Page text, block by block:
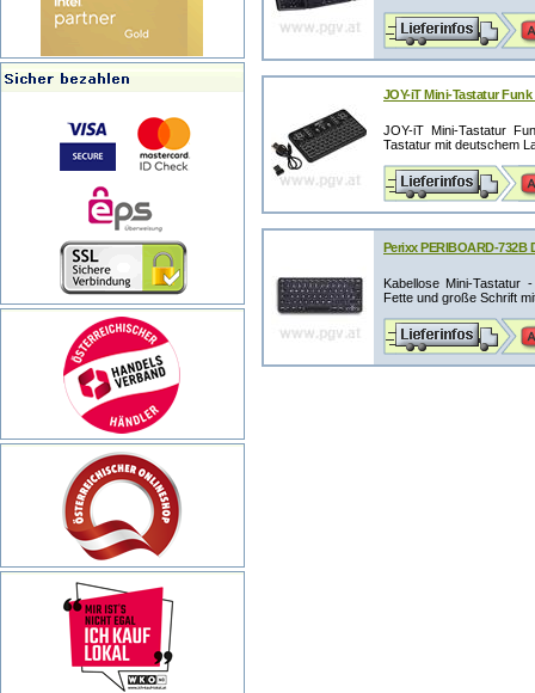
JOY-iT Mini-Tastatur
JOY-iT Mini-Tastatur
Tastatur mit deutschem
Perixx PERIBOARD-
Kabellose Mini-Tastatur
Fette und große Schrift